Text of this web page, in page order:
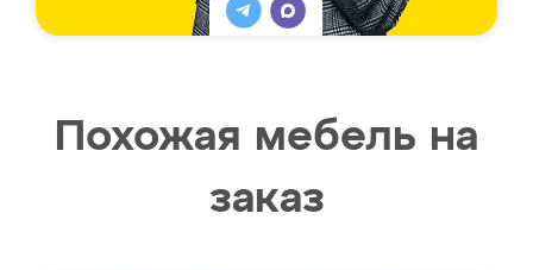
Похожая мебель на
заказ